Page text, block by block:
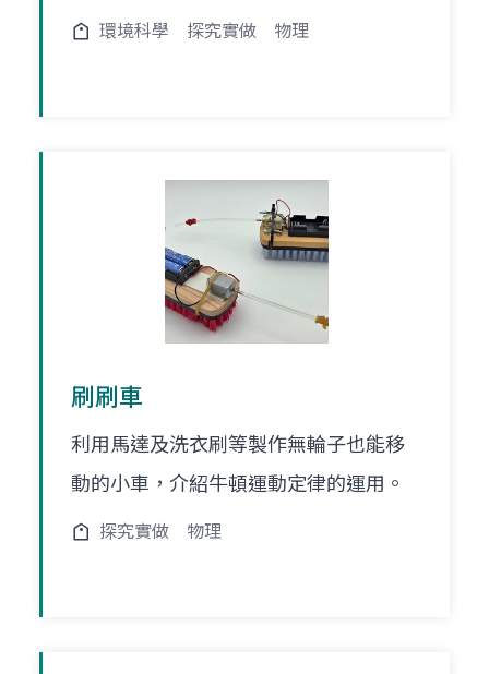
環境科學 探究實做 物理
刷刷車
利用馬達及洗衣刷等製作無輪子也能移
動的小車，介紹牛頓運動定律的運用。
探究實做 物理